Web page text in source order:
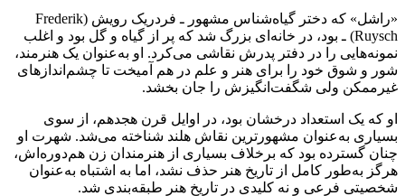
«راشل» که دختر گیاه‌شناس مشهور ـ فردریک رویش (Frederik
Ruysch) ـ بود، در خانه‌ای بزرگ شد که پر از گیاه و گل بود و اغلب
نمونه‌هایی را در دفتر پدرش نقاشی می‌کرد. او به‌عنوان یک هنرمند،
شور و شوق خود را برای هنر و علم در هم آمیخت تا چشم‌اندازهای
غیرممکن ولی شگفت‌انگیزش را جان بخشد.
او که یک استعداد درخشان بود، در اوایل قرن هجدهم، از سوی
بسیاری به‌عنوان مشهورترین نقاش هلند شناخته می‌شد. شهرت او
چنان گسترده بود که برخلاف بسیاری از هنرمندان زن هم‌دوره‌اش،
هرگز به‌طور کامل از تاریخ هنر حذف نشد، اما به اشتباه به‌عنوان
شخصیتی فرعی و نه کلیدی در تاریخ هنر طبقه‌بندی شد.